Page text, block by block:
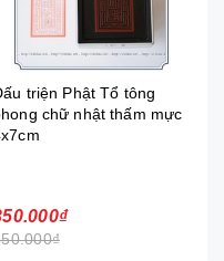
triện Phật Tổ tông
chữ nhật thấm mực